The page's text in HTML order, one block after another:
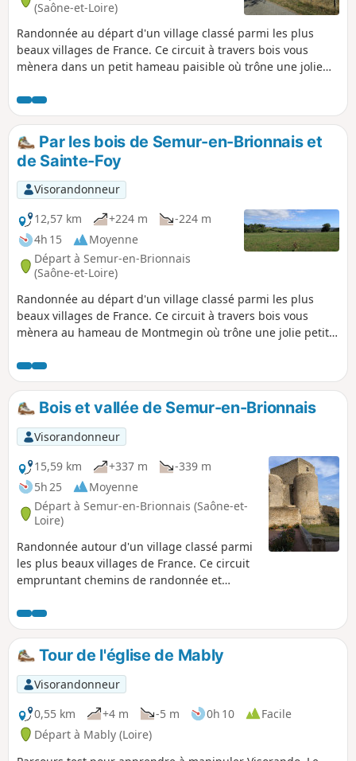
(Saône-et-Loire)
Randonnée au départ d'un village classé parmi les plus
beaux villages de France. Ce circuit à travers bois vous
mènera dans un petit hameau paisible où trône une jolie
Au début ou en fin de balade, une visite de la place du
village historique de Semur-en-Brionnais s'imposera
(château du Xe siècle, Collégiale Saint-Hilaire...).
Par les bois de Semur-en-Brionnais et
de Sainte-Foy
Visorandonneur
12,57 km
+224 m
-224 m
4h 15
Moyenne
Départ à Semur-en-Brionnais
(Saône-et-Loire)
Randonnée au départ d'un village classé parmi les plus
beaux villages de France. Ce circuit à travers bois vous
mènera au hameau de Montmegin où trône une jolie petite
village de Sainte-Foy et des bois qui suivront, de jolis
panoramas des bocages Brionnais s'offriront à vous. Au
début ou en fin de balade, une visite de la place du village
historique de Semur-en-Brionnais s'imposera : château du
Xe siècle, Collégiale Saint-Hilaire, etc.
Bois et vallée de Semur-en-Brionnais
Visorandonneur
15,59 km
+337 m
-339 m
5h 25
Moyenne
Départ à Semur-en-Brionnais (Saône-et-
Loire)
Randonnée autour d'un village classé parmi
les plus beaux villages de France. Ce circuit
empruntant chemins de randonnée et
beaux panoramas et vous permettra de
profiter de la campagne Brionnaise. Avant
ou en fin de balade, une visite de la place du
village historique s'imposera (Château du Xe
siècle, Collégiale Saint-Hilaire...).
Tour de l'église de Mably
Visorandonneur
0,55 km
+4 m -5 m 0h 10
Facile
Départ à Mably (Loire)